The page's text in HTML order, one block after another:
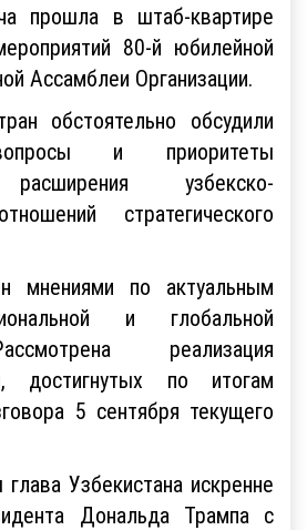
прошла в штаб-квартире
80-й юбилейной
Ассамблеи Организации.
обстоятельно обсудили
и приоритеты
узбекско-
стратегического
мнениями по актуальным
и глобальной
реализация
достигнутых по итогам
5 сентября текущего
Узбекистана искренне
Дональда Трампа с